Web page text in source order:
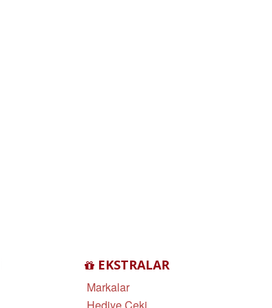
EKSTRALAR
Markalar
Hediye Çeki